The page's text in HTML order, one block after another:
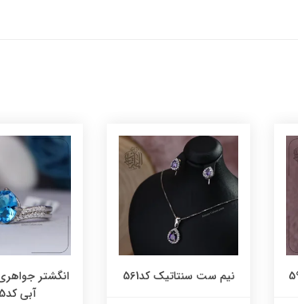
نیم ست سنتاتیک کد561
انگشتر
آبی کد565